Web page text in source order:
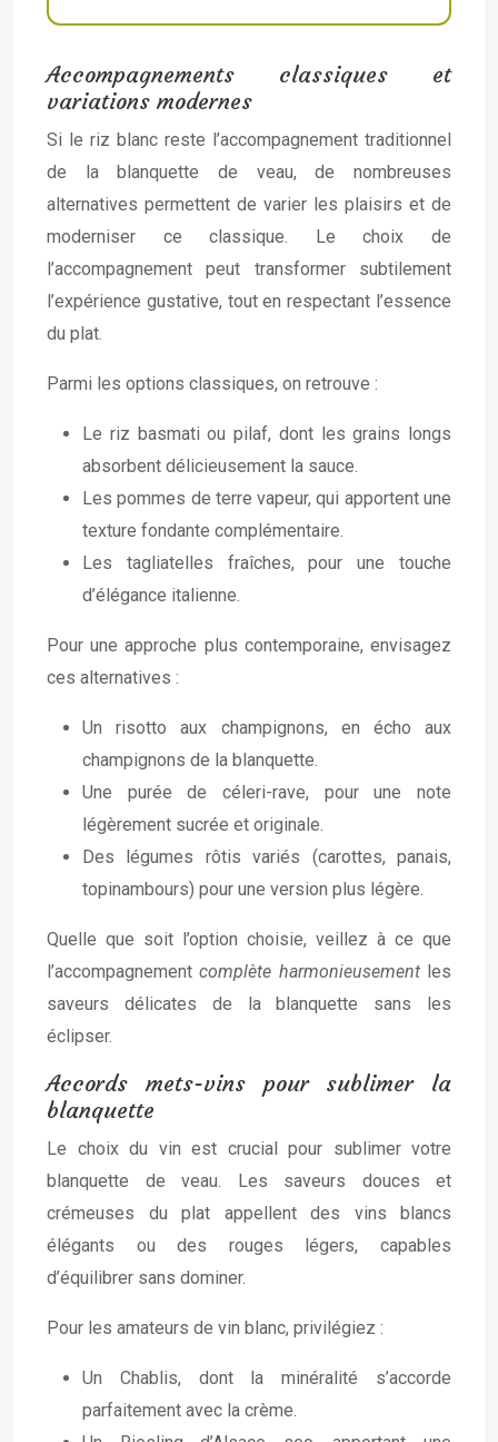
Accompagnements classiques et
variations modernes
Si le riz blanc reste l’accompagnement traditionnel
de la blanquette de veau, de nombreuses
alternatives permettent de varier les plaisirs et de
moderniser ce classique. Le choix de
l’accompagnement peut transformer subtilement
l’expérience gustative, tout en respectant l’essence
du plat.
Parmi les options classiques, on retrouve :
Le riz basmati ou pilaf, dont les grains longs
absorbent délicieusement la sauce.
Les pommes de terre vapeur, qui apportent une
texture fondante complémentaire.
Les tagliatelles fraîches, pour une touche
d’élégance italienne.
Pour une approche plus contemporaine, envisagez
ces alternatives :
Un risotto aux champignons, en écho aux
champignons de la blanquette.
Une purée de céleri-rave, pour une note
légèrement sucrée et originale.
Des légumes rôtis variés (carottes, panais,
topinambours) pour une version plus légère.
Quelle que soit l’option choisie, veillez à ce que
l’accompagnementcomplète harmonieusement les
saveurs délicates de la blanquette sans les
éclipser.
Accords mets-vins pour sublimer la
blanquette
Le choix du vin est crucial pour sublimer votre
blanquette de veau. Les saveurs douces et
crémeuses du plat appellent des vins blancs
élégants ou des rouges légers, capables
d’équilibrer sans dominer.
Pour les amateurs de vin blanc, privilégiez :
Un Chablis, dont la minéralité s’accorde
parfaitement avec la crème.